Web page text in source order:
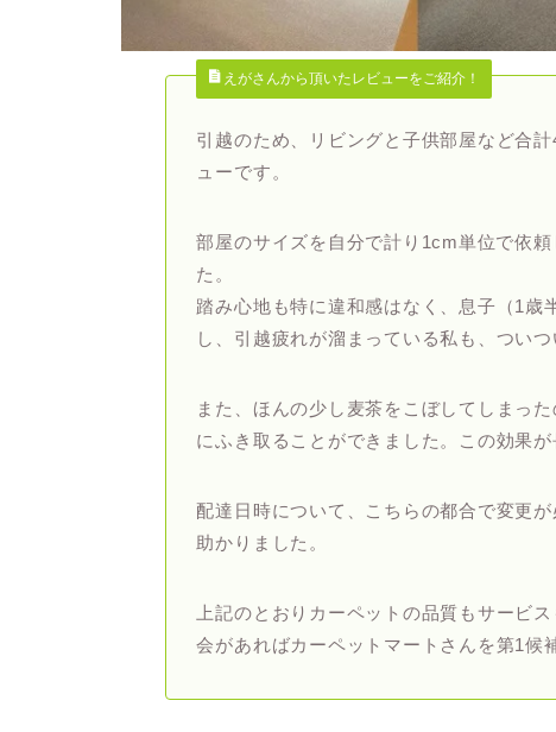
えがさんから頂いたレビューをご紹介！
引越のため、リビングと子供部屋など合
ューです。
部屋のサイズを自分で計り1cm単位で依
た。
踏み心地も特に違和感はなく、息子（1歳
し、引越疲れが溜まっている私も、ついつ
また、ほんの少し麦茶をこぼしてしまっ
にふき取ることができました。この効果
配達日時について、こちらの都合で変更
助かりました。
上記のとおりカーペットの品質もサービ
会があればカーペットマートさんを第1候